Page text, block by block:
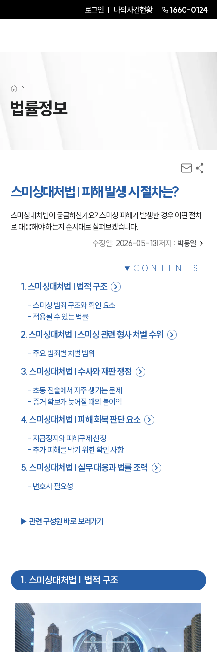
로그인 나의사건현황 1660-0124
법률정보
스미싱대처법 | 피해 발생 시 절차는?
스미싱대처법이 궁금하신가요? 스미싱 피해가 발생한 경우 어떤 절차
로 대응해야 하는지 순서대로 살펴보겠습니다.
수정일: 2026-05-13 저자 : 박동일
CONTENTS
1.스미싱대처법 | 법적 구조
-스미싱 범죄 구조와 확인 요소
-적용될 수 있는 법률
2.스미싱대처법 | 스미싱 관련 형사 처벌 수위
-주요 범죄별 처벌 범위
3.스미싱대처법 | 수사와 재판 쟁점
-초동 진술에서 자주 생기는 문제
-증거 확보가 늦어질 때의 불이익
4.스미싱대처법 | 피해 회복 판단 요소
-지급정지와 피해구제 신청
-추가 피해를 막기 위한 확인 사항
5.스미싱대처법 | 실무 대응과 법률 조력
- 변호사 필요성
▶︎ 관련 구성원 바로 보러가기
1 . 스미싱대처법 | 법적 구조